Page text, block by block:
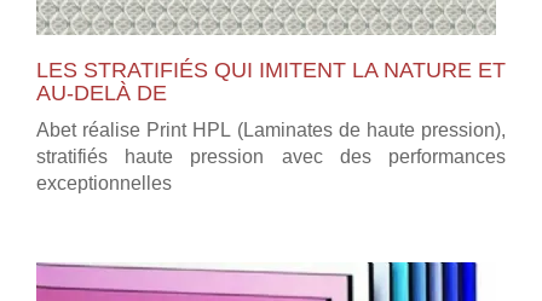
LES STRATIFIÉS QUI IMITENT LA NATURE ET
AU-DELÀ DE
Abet réalise Print HPL (Laminates de haute pression),
stratifiés haute pression avec des performances
exceptionnelles